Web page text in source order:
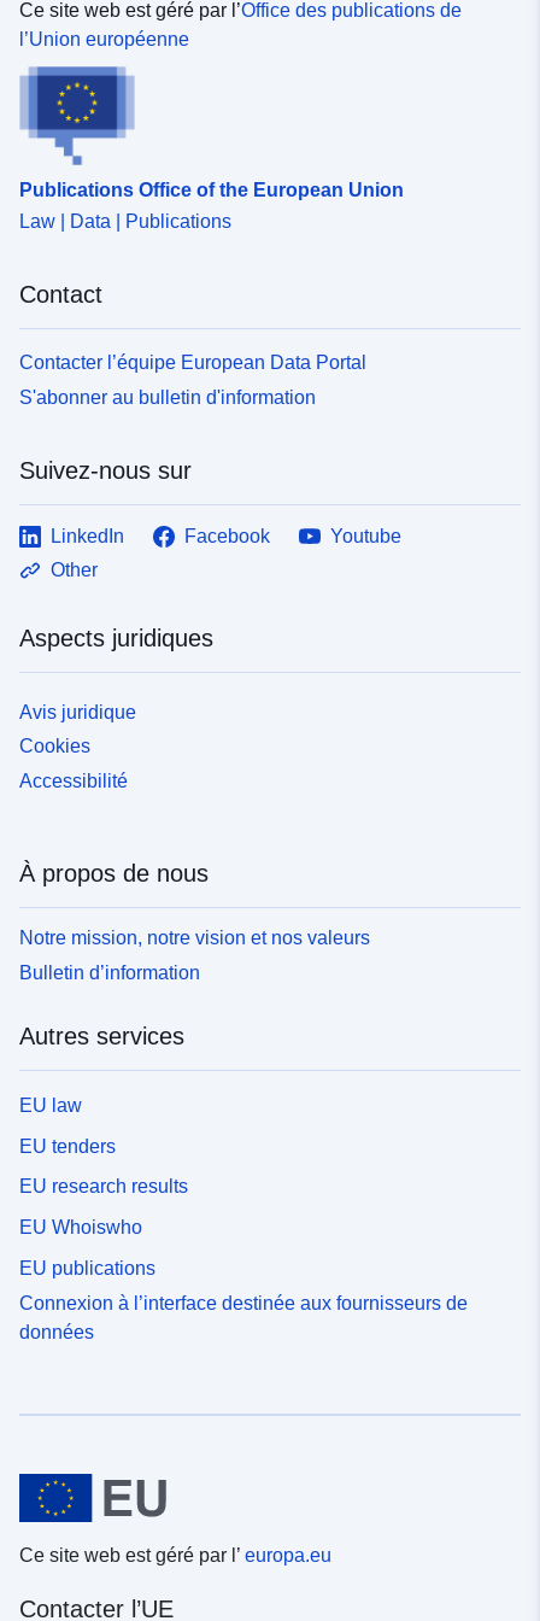
Ce site web est géré par l’Office des publications de
l’Union européenne
Publications Office of the European Union
Law | Data | Publications
Contact
Contacter l’équipe European Data Portal
S'abonner au bulletin d'information
Suivez-nous sur
LinkedIn Facebook
Youtube
Other
Aspects juridiques
Avis juridique
Cookies
Accessibilité
À propos de nous
Notre mission, notre vision et nos valeurs
Bulletin d’information
Autres services
EU law
EU tenders
EU research results
EU Whoiswho
EU publications
Connexion à l’interface destinée aux fournisseurs de
données
Ce site web est géré par l’ europa.eu
Contacter l’UE